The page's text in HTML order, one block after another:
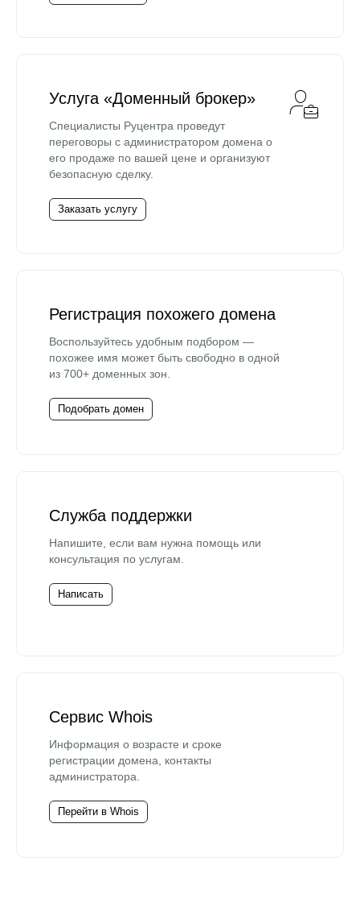
Услуга «Доменный брокер»
Специалисты Руцентра проведут
переговоры с администратором домена о
его продаже по вашей цене и организуют
безопасную сделку.
Заказать услугу
Регистрация похожего домена
Воспользуйтесь удобным подбором —
похожее имя может быть свободно в одной
из 700+ доменных зон.
Подобрать домен
Служба поддержки
Напишите, если вам нужна помощь или
консультация по услугам.
Написать
Сервис Whois
Информация о возрасте и сроке
регистрации домена, контакты
администратора.
Перейти в Whois